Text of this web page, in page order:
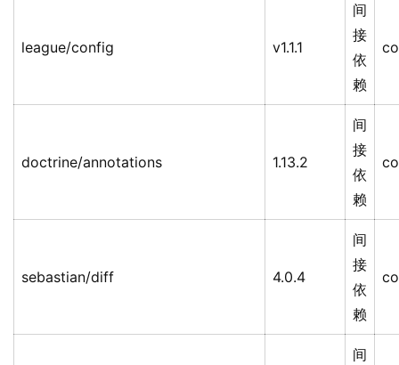
league/config v1.1.1
间
接
依
赖
doctrine/annotations 1.13.2
间
接
依
赖
sebastian/diff 4.0.4
间
接
依
赖
间